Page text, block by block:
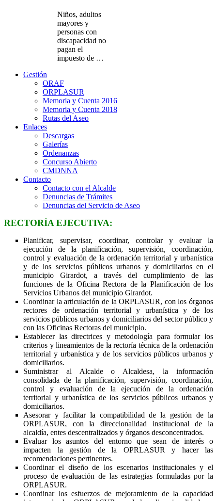
Niños, adultos
mayores y
personas con
discapacidad no
pagan el
impuesto de …
Gestión
ORAF
ORPLASUR
Memoria y Cuenta 2016
Memoria y Cuenta 2018
Rutas del Aseo
Enlaces
Descargas
Galerías
Ordenanzas
Concurso Abierto
CMDNNA
Contacto
Contacto con el Alcalde
Denuncias de Trámites
Denuncias del Servicio de Aseo
RECTORÍA EJECUTIVA:
Planificar, supervisar, coordinar, controlar y evaluar la
ejecución de la planificación, supervisión, coordinación,
control y evaluación de la ordenación territorial y urbanística
y de los servicios públicos urbanos y domiciliarios en el
municipio Girardot, a través del cumplimiento de las
funciones de la Oficina Rectora de la Planificación de los
Servicios Urbanos del municipio Girardot.
Coordinar la articulación de la ORPLASUR, con los órganos
rectores de ordenación territorial y urbanística y de los
servicios públicos urbanos y domiciliarios del sector público y
con las Oficinas Rectoras del municipio.
Establecer las directrices y metodología para formular los
criterios y lineamientos de la rectoría técnica de la ordenación
territorial y urbanística y de los servicios públicos urbanos y
domiciliarios.
Suministrar al Alcalde o Alcaldesa, la información
consolidada de la planificación, supervisión, coordinación,
control y evaluación de la ejecución de la ordenación
territorial y urbanística de los servicios públicos urbanos y
domiciliarios.
Asesorar y facilitar la compatibilidad de la gestión de la
ORPLASUR, con la direccionalidad institucional de la
alcaldía, entes descentralizados y órganos desconcentrados.
Evaluar los asuntos del entorno que sean de interés o
impacten la gestión de la OPRLASUR y hacer las
recomendaciones pertinentes.
Coordinar el diseño de los escenarios institucionales y el
proceso de evaluación de las estrategias formuladas por la
ORPLASUR.
Coordinar los esfuerzos de mejoramiento de la capacidad